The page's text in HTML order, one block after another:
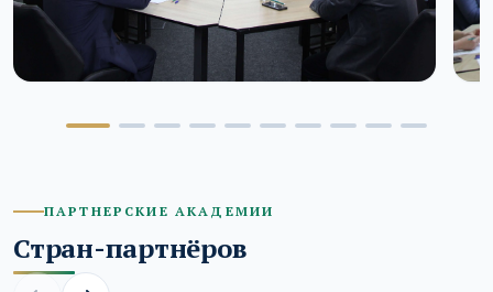
ПАРТНЕРСКИЕ АКАДЕМИИ
Стран-партнёров